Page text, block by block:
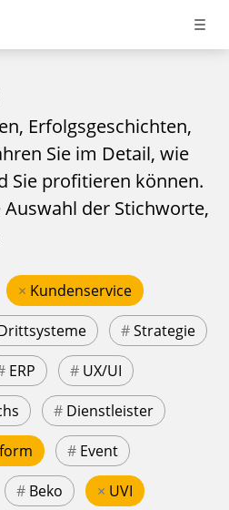
Erfolgsgeschichten,
Sie im Detail, wie
Sie profitieren können.
Auswahl der Stichworte,
× Kundenservice
#Strategie
ERP # UX/UI
# Dienstleister
# Event
# Beko × UVI